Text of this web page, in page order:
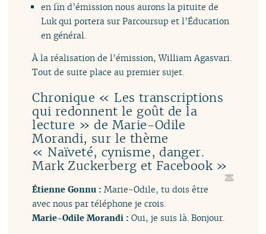
en fin d’émission nous aurons la pituite de
Luk qui portera sur Parcoursup et l’Éducation
en général.
À la réalisation de l’émission, William Agasvari.
Tout de suite place au premier sujet.
Chronique « Les transcriptions
qui redonnent le goût de la
lecture » de Marie-Odile
Morandi, sur le thème
« Naïveté, cynisme, danger.
Mark Zuckerberg et Facebook »
Étienne Gonnu :Marie-Odile, tu dois être
avec nous par téléphone je crois.
Marie-Odile Morandi :Oui, je suis là. Bonjour.